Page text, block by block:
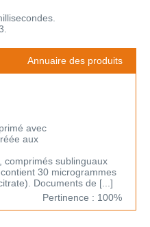
Annuaire des produits
avec
aux
comprimés sublinguaux
30 microgrammes
Documents de [...]
Pertinence : 100%